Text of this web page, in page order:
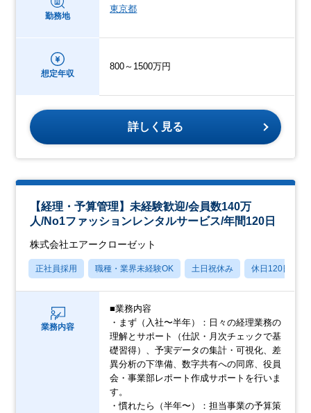
勤務地
東京都
想定年収
800～1500万円
詳しく見る
【経理・予算管理】未経験歓迎/会員数140万
人/No1ファッションレンタルサービス/年間120日
株式会社エアークローゼット
正社員採用 職種・業界未経験OK 土日祝休み 休日120日以上
業務内容
■業務内容
・まず（入社〜半年）：日々の経理業務の
理解とサポート（仕訳・月次チェックで基
礎習得）、予実データの集計・可視化、差
異分析の下準備、数字共有への同席、役員
会・事業部レポート作成サポートを行いま
す。
・慣れたら（半年〜）：担当事業の予算策